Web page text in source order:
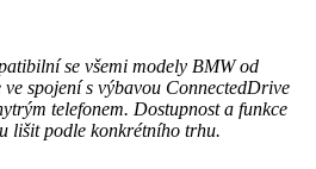
se všemi modely BMW od
spojení s výbavou ConnectedDrive
telefonem. Dostupnost a funkce
lišit podle konkrétního trhu.